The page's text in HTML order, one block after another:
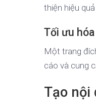
thiện hiệu
Tối ưu
Một trang
cáo và cung
Tạo nội